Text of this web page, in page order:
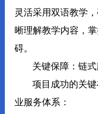
灵活采用双语教学
晰理解教学内容，
碍。
关键保障：链
项目成功的关
业服务体系：